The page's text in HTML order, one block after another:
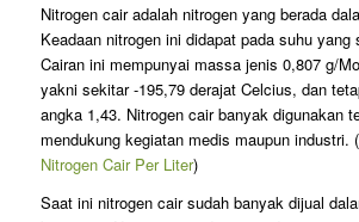
Nitrogen cair adalah nitrogen yang berada
Keadaan nitrogen ini didapat pada suhu yang
Cairan ini mempunyai massa jenis 0,807 g/
yakni sekitar -195,79 derajat Celcius, dan
angka 1,43. Nitrogen cair banyak digunakan
mendukung kegiatan medis maupun industri.
Nitrogen Cair Per Liter)
Saat ini nitrogen cair sudah banyak dijual